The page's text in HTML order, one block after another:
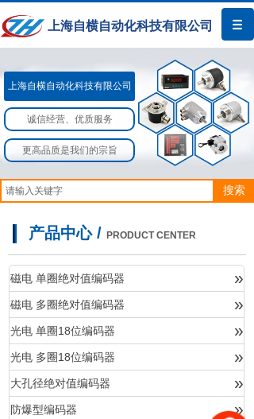
上海自横自动化科技有限公司
上海自横自动化科技有限公司​​
诚信经营、优质服务
更高品质是我们的宗旨
搜索
产品中心 / PRODUCT CENTER
磁电 单圈绝对值编码器 »
磁电 多圈绝对值编码器 »
光电 单圈18位编码器 »
光电 多圈18位编码器 »
大孔径绝对值编码器 »
防爆型编码器 »
产品中心